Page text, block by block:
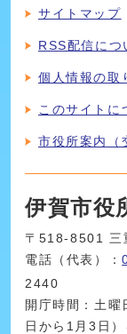
サイトマップ
RSS配信につ
個人情報の取
このサイトに
市役所案内（
伊賀市役
〒518-8501 三
電話（代表）：
2440
開庁時間：土
日から1月3日